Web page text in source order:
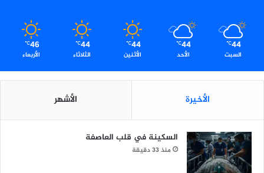
44
℃
السبت
44
℃
الأحد
44
℃
الأثنين
44
℃
الثلاثاء
46
℃
الأربعاء
الأخيرة الأشهر
السكينة في قلب العاصفة
منذ 33 دقيقة